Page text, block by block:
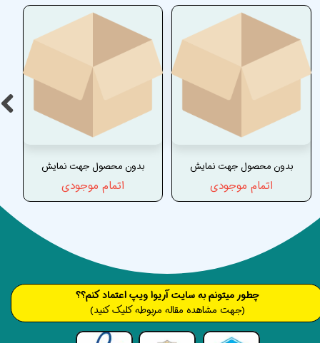
بدون محصول جهت نمایش
اتمام موجودی
بدون محصول جهت نمایش
اتمام موجودی
​​​چطور میتونم به سایت آریوا ویپ اعتماد کنم؟؟
(جهت مشاهده مقاله مربوطه کلیک کنید)